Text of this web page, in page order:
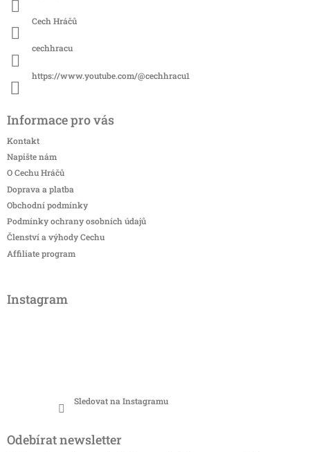
Cech Hráčů
cechhracu
https://www.youtube.com/@cechhracu1
Informace pro vás
Kontakt
Napište nám
O Cechu Hráčů
Doprava a platba
Obchodní podmínky
Podmínky ochrany osobních údajů
Členství a výhody Cechu
Affiliate program
Instagram
Sledovat na Instagramu
Odebírat newsletter